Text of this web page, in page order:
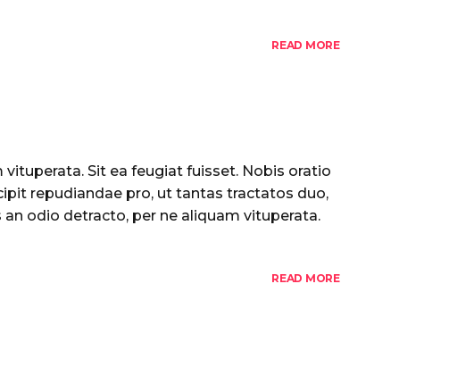
READ MORE
Sit ea feugiat fuisset. Nobis oratio
repudiandae pro, ut tantas tractatos duo,
odio detracto, per ne aliquam vituperata.
READ MORE